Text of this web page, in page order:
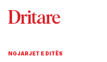
NGJARJET E DITËS